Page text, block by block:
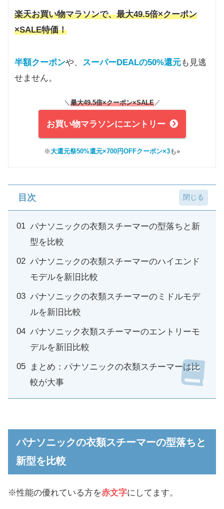
楽天お買い物マラソンで、最大49.5倍×クーポン
×SALE特価！
半額クーポンや、 スーパーDEALの50%還元も見逃
せません。
＼ 最大49.5倍×クーポン×SALE／
お買い物マラソンにエントリー
※大還元祭50%還元×700円OFFクーポン×3も»
目次
パナソニックの衣類スチーマーの型落ちと新
型を比較
パナソニックの衣類スチーマーのハイエンド
モデルを新旧比較
パナソニックの衣類スチーマーのミドルモデ
ルを新旧比較
パナソニック衣類スチーマーのエントリーモ
デルを新旧比較
まとめ：パナソニックの衣類スチーマーは比
較が大事
パナソニックの衣類スチーマーの型落ちと
新型を比較
※性能の優れている方を赤文字にしてます。